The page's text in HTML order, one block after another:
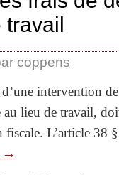
travail
coppens
intervention
lieu de travail,
L’article 38
→